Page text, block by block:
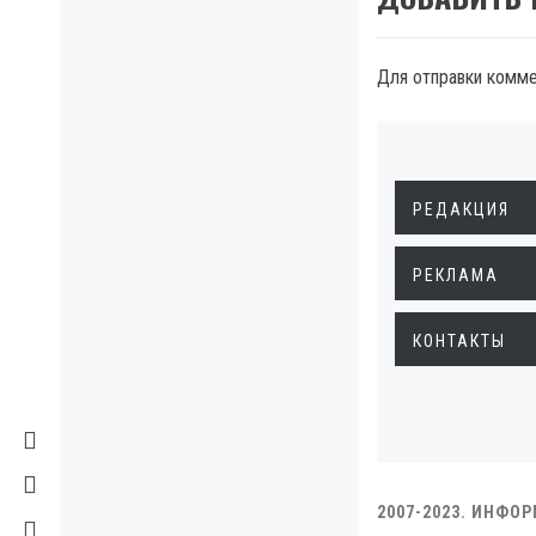
Для отправки
РЕДАКЦИЯ
РЕКЛАМА
КОНТАКТЫ
2007-2023.